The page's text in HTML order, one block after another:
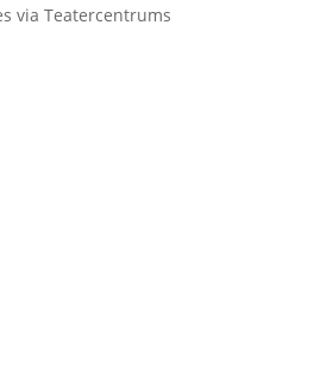
via Teatercentrums